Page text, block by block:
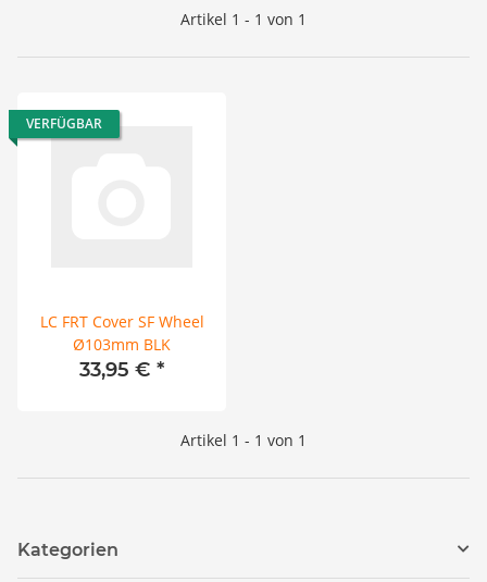
Artikel 1 - 1 von 1
VERFÜGBAR
LC FRT Cover SF Wheel
Ø103mm BLK
33,95 € *
Artikel 1 - 1 von 1
Kategorien